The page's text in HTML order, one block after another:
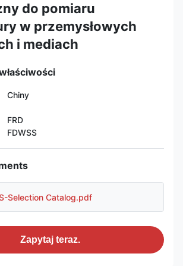
do pomiaru
w przemysłowych
i mediach
Chiny
FRD
FDWSS
Selection Catalog.pdf
Zapytaj teraz.